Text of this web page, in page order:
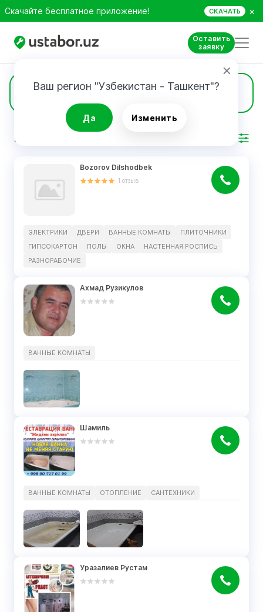
Скачайте бесплатное приложение! СКАЧАТЬ ×
Оставить
заявку
Ваш регион "Узбекистан - Ташкент"?
Да Изменить
Ванные комнаты 11
РЕЗУЛЬТАТ
Bozorov Dilshodbek
1 отзыв
ЭЛЕКТРИКИ ДВЕРИ ВАННЫЕ КОМНАТЫ
ПЛИТОЧНИКИ
ГИПСОКАРТОН
ПОЛЫ ОКНА
НАСТЕННАЯ РОСПИСЬ
РАЗНОРАБОЧИЕ
Ахмад Рузикулов
ВАННЫЕ КОМНАТЫ
Шамиль
ВАННЫЕ КОМНАТЫ ОТОПЛЕНИЕ САНТЕХНИКИ
Уразалиев Рустам